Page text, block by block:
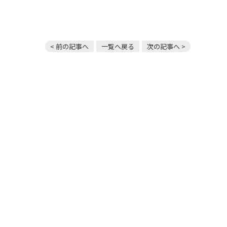
< 前の記事へ 一覧へ戻る 次の記事へ >